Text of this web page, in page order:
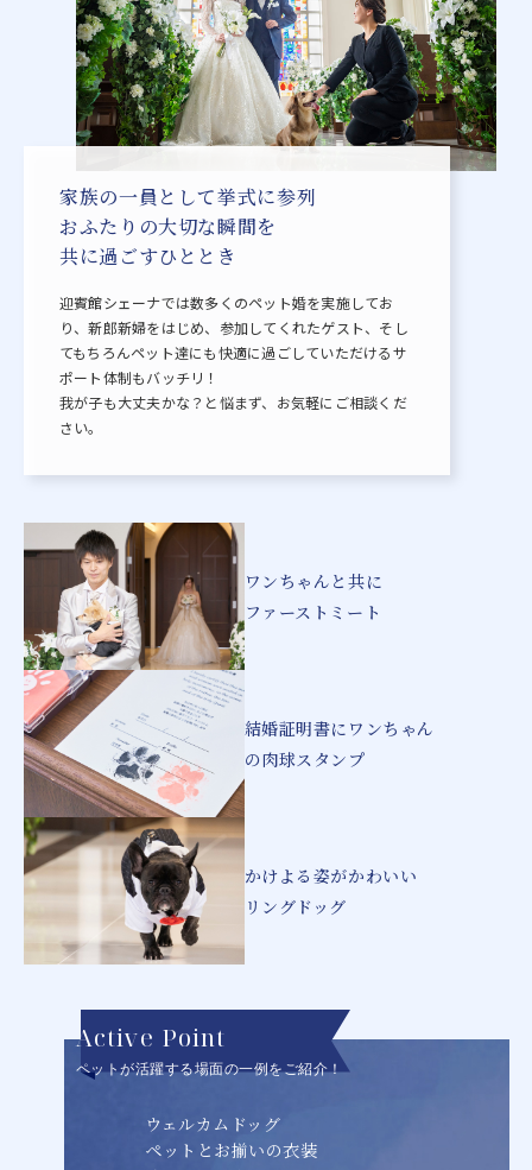
家族の一員として挙式に参列
おふたりの大切な瞬間を
共に過ごすひととき
迎賓館シェーナでは数多くのペット婚を実施してお
り、新郎新婦をはじめ、参加してくれたゲスト、そし
てもちろんペット達にも快適に過ごしていただけるサ
ポート体制もバッチリ！
我が子も大丈夫かな？と悩まず、お気軽にご相談くだ
さい。
ワンちゃんと共に
ファーストミート
結婚証明書に ワンちゃん
の肉球スタンプ
かけよる姿がかわいい
リングドッグ
Active Point
ペットが活躍する場面の一例をご紹介！
ウェルカムドッグ
ペットとお揃いの衣装